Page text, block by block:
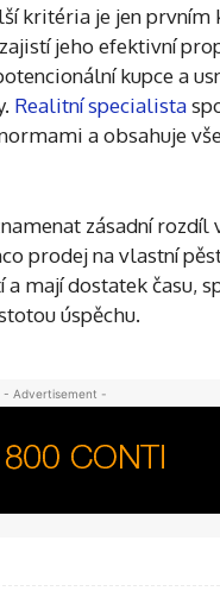
kritéria je jen prvním
jeho efektivní
kupce a
Realitní specialista
a obsahuje
zásadní rozdíl
prodej na vlastní
mají dostatek času,
úspěchu.
- Advertisement -